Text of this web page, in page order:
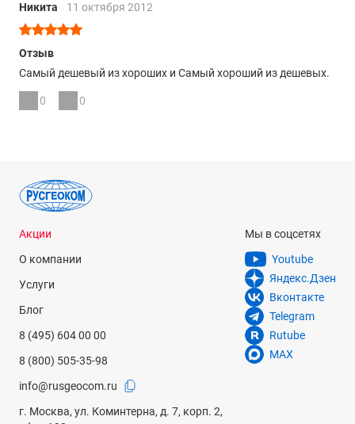
Никита 11 октября 2012
Отзыв
Самый дешевый из хороших и Самый хороший из дешевых.
0 0
Акции
О компании
Услуги
Блог
8 (495) 604 00 00
8 (800) 505-35-98
info@rusgeocom.ru
г. Москва, ул. Коминтерна, д. 7, корп. 2,
Мы в соцсетях
Youtube
Яндекс.Дзен
Вконтакте
Telegram
Rutube
MAX